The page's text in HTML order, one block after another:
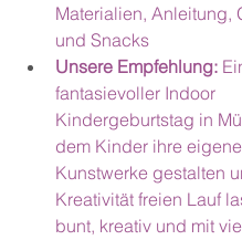
Materialien, Anleitung,
und Snacks
Unsere Empfehlung:
fantasievoller Indoor
Kindergeburtstag in
dem Kinder ihre
Kunstwerke gestalten
Kreativität freien Lauf
bunt, kreativ und mit